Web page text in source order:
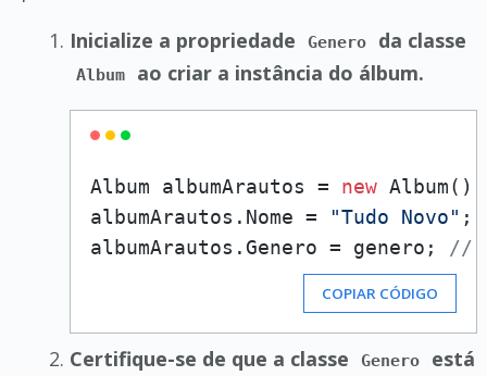
Inicialize a propriedade
Genero da classe
Album ao criar a instância do álbum.
Album albumArautos = new Album();
albumArautos.Nome =
"Tudo Novo" ;
albumArautos.Genero = genero; //
COPIAR CÓDIGO
Certifique-se de que a classe Genero
está